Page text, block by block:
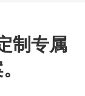
制专属